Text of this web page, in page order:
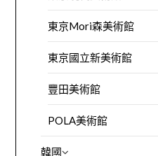
東京Mori森美術館
東京國立新美術館
豐田美術館
POLA美術館
韓國